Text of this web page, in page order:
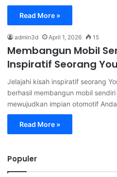
Read More »
admin3d April 1, 2026 15
Membangun Mobil
Inspiratif Seorang
Jelajahi kisah inspiratif seorang
berhasil membangun mobil
mewujudkan impian otomotif
Read More »
Populer